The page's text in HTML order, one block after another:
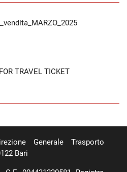
TRAVEL TICKET
Generale Trasporto
Bari